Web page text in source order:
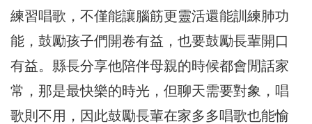
練習唱歌，不僅能讓腦筋更靈活還能訓練肺功
能，鼓勵孩子們開卷有益，也要鼓勵長輩開口
有益。縣長分享他陪伴母親的時候都會閒話家
常，那是最快樂的時光，但聊天需要對象，唱
歌則不用，因此鼓勵長輩在家多多唱歌也能愉